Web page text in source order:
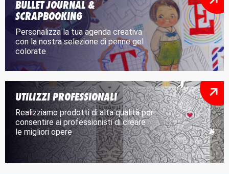
BULLET JOURNAL &
SCRAPBOOKING
Personalizza la tua agenda creativa
con la nostra selezione di penne gel
colorate
UTILIZZI PROFESSIONALI
Realizziamo prodotti di alta qualità per
consentire ai professionisti di creare
le migliori opere